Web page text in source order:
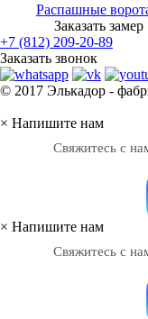
Распашные
Заказать замер
+7 (812) 209-20-89
Заказать звонок
© 2017 Элькадор -
× Напишите нам
Свяжитесь с
× Напишите нам
Свяжитесь с